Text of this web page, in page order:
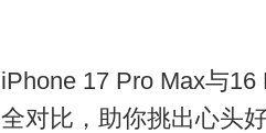
iPhone 17 Pro Max与
全对比，助你挑出心头